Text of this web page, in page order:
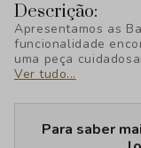
Descrição:
Apresentamos as
funcionalidade
uma peça
toque de
Ver tudo...
Para saber